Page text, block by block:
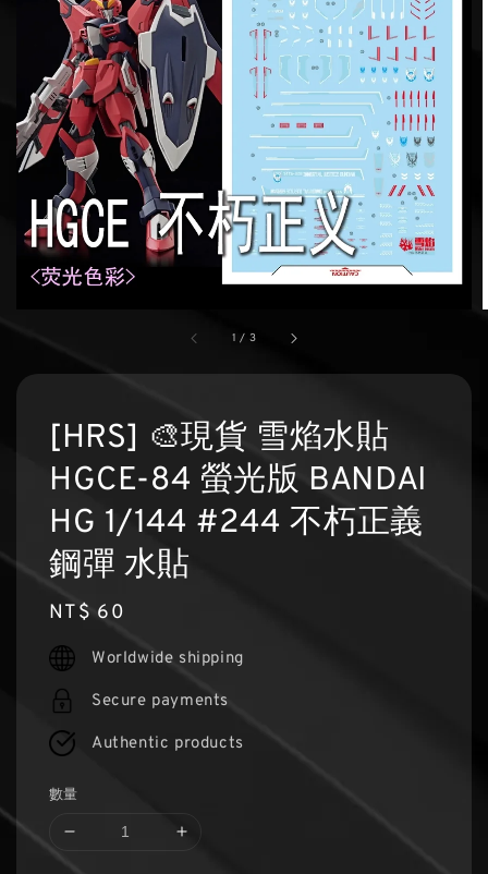
1 / 3
[HRS] 🎨現貨 雪焰水貼
HGCE-84 螢光版 BANDAI
HG 1/144 #244 不朽正義
鋼彈 水貼
Regular
price
NT$ 60
Worldwide shipping
Secure payments
Authentic products
數量